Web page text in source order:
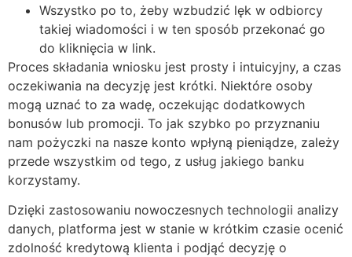
Wszystko po to, żeby wzbudzić lęk w odbiorcy
takiej wiadomości i w ten sposób przekonać go
do kliknięcia w link.
Proces składania wniosku jest prosty i intuicyjny, a czas
oczekiwania na decyzję jest krótki. Niektóre osoby
mogą uznać to za wadę, oczekując dodatkowych
bonusów lub promocji. To jak szybko po przyznaniu
nam pożyczki na nasze konto wpłyną pieniądze, zależy
przede wszystkim od tego, z usług jakiego banku
korzystamy.
Dzięki zastosowaniu nowoczesnych technologii analizy
danych, platforma jest w stanie w krótkim czasie ocenić
zdolność kredytową klienta i podjąć decyzję o